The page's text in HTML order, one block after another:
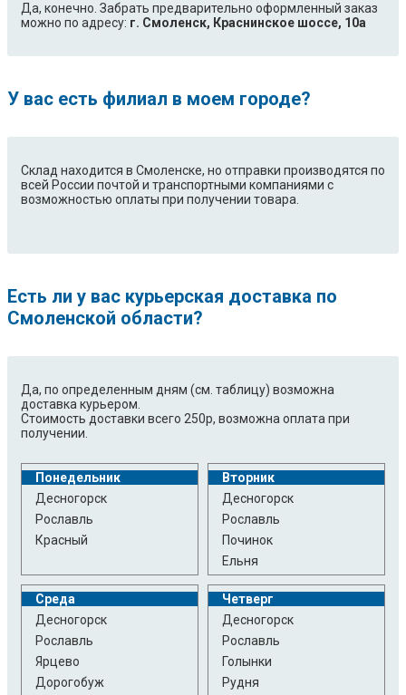
Да, конечно. Забрать предварительно оформленный заказ
можно по адресу: г. Смоленск, Краснинское шоссе, 10а
У вас есть филиал в моем городе?
Склад находится в Смоленске, но отправки производятся по
всей России почтой и транспортными компаниями с
возможностью оплаты при получении товара.
Есть ли у вас курьерская доставка по
Смоленской области?
Да, по определенным дням (см. таблицу) возможна
доставка курьером.
Стоимость доставки всего 250р, возможна оплата при
получении.
Понедельник
Десногорск
Рославль
Красный
Вторник
Десногорск
Рославль
Починок
Ельня
Среда
Десногорск
Рославль
Ярцево
Дорогобуж
Четверг
Десногорск
Рославль
Голынки
Рудня